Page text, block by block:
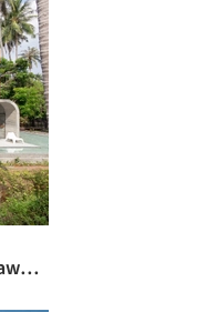
Casa Bunjob / NPDA Studio + Nutthawut Piriyaprakob